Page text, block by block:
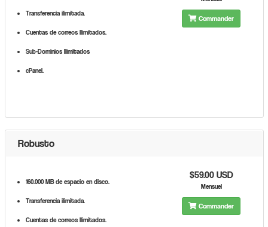
Transferencia ilimitada.
Cuentas de correos Ilimitados.
Sub-Dominios Ilimitados
cPanel.
Commander
Robusto
160.000 MB de espacio en disco.
Transferencia ilimitada.
Cuentas de correos Ilimitados.
$59.00 USD
Mensuel
Commander